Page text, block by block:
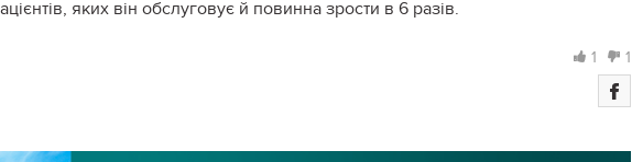
яких він обслуговує й повинна зрости в 6 разів.
1 1